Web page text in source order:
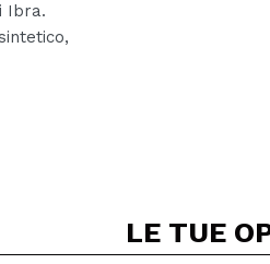
Ibra.
LE TUE